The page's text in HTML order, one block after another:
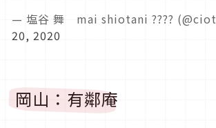
— 塩谷 舞 mai shiotani ????
20, 2020
岡山：有鄰庵